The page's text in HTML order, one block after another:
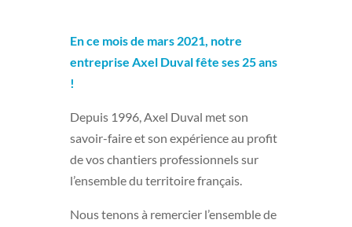
En ce mois de mars 2021, notre
entreprise Axel Duval fête ses 25 ans
!
Depuis 1996, Axel Duval met son
savoir-faire et son expérience au profit
de vos chantiers professionnels sur
l’ensemble du territoire français.
Nous tenons à remercier l’ensemble de